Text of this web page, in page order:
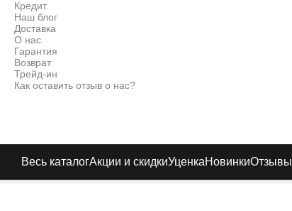
Кредит
Наш блог
Доставка
О нас
Гарантия
Возврат
Трейд-ин
Как оставить отзыв о нас?
Весь каталогАкции и скидкиУценкаНовинкиОтзывы